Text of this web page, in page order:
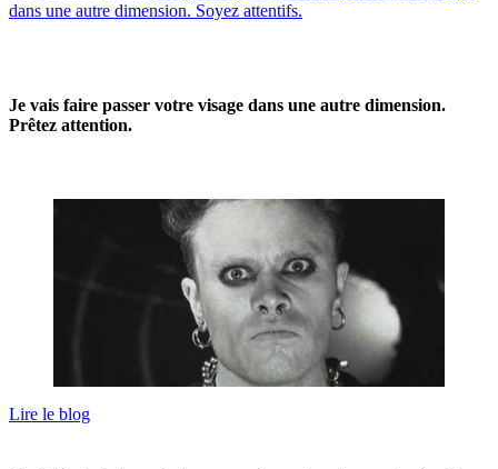
dans une autre dimension. Soyez attentifs.
Je vais faire passer votre visage dans une autre dimension.
Prêtez attention.
Lire le blog